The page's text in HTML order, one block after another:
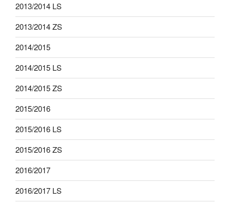
2013/2014 LS
2013/2014 ZS
2014/2015
2014/2015 LS
2014/2015 ZS
2015/2016
2015/2016 LS
2015/2016 ZS
2016/2017
2016/2017 LS